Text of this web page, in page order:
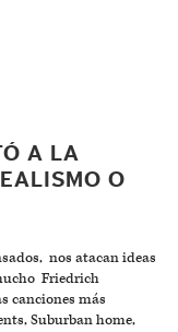
A LA
O
nos atacan ideas
Friedrich
canciones más
Suburban home,